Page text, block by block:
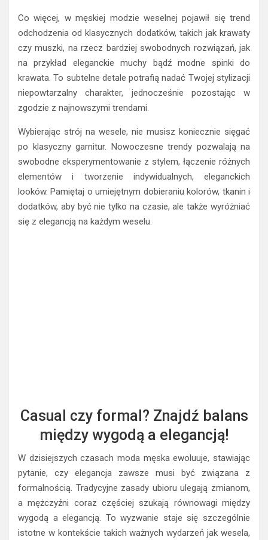
Co więcej, w męskiej modzie weselnej pojawił się trend
odchodzenia od klasycznych dodatków, takich jak krawaty
czy muszki, na rzecz bardziej swobodnych rozwiązań, jak
na przykład eleganckie muchy bądź modne spinki do
krawata. To subtelne detale potrafią nadać Twojej stylizacji
niepowtarzalny charakter, jednocześnie pozostając w
zgodzie z najnowszymi trendami.
Wybierając strój na wesele, nie musisz koniecznie sięgać
po klasyczny garnitur. Nowoczesne trendy pozwalają na
swobodne eksperymentowanie z stylem, łączenie różnych
elementów i tworzenie indywidualnych, eleganckich
looków. Pamiętaj o umiejętnym dobieraniu kolorów, tkanin i
dodatków, aby być nie tylko na czasie, ale także wyróżniać
się z elegancją na każdym weselu.
Casual czy formal? Znajdź balans
między wygodą a elegancją!
W dzisiejszych czasach moda męska ewoluuje, stawiając
pytanie, czy elegancja zawsze musi być związana z
formalnością. Tradycyjne zasady ubioru ulegają zmianom,
a mężczyźni coraz częściej szukają równowagi między
wygodą a elegancją. To wyzwanie staje się szczególnie
istotne w kontekście takich ważnych wydarzeń jak wesela,